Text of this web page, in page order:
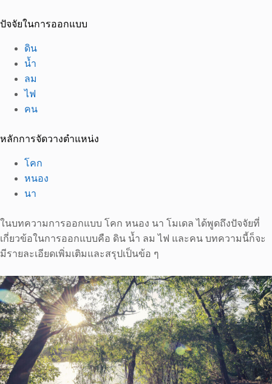
ปัจจัยในการออกแบบ
ดิน
น้ำ
ลม
ไฟ
คน
หลักการจัดวางตำแหน่ง
โคก
หนอง
นา
ในบทความการออกแบบ โคก หนอง นา โมเดล ได้พูดถึงปัจจัยที่
เกี่ยวข้อในการออกแบบคือ ดิน น้ำ ลม ไฟ และคน บทความนี้ก็จะ
มีรายละเอียดเพิ่มเติมและสรุปเป็นข้อ ๆ